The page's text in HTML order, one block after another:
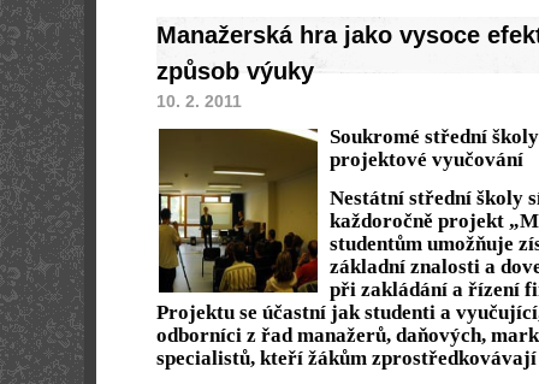
Manažerská hra jako vysoce
způsob výuky
10. 2. 2011
Soukromé střední
projektové
Nestátní střední školy
každoročně projekt
studentům umožňuje
základní znalosti a
při zakládání a řízení
Projektu se účastní jak studenti a
odborníci z řad manažerů, daňových,
specialistů, kteří žákům zprostředkovávají